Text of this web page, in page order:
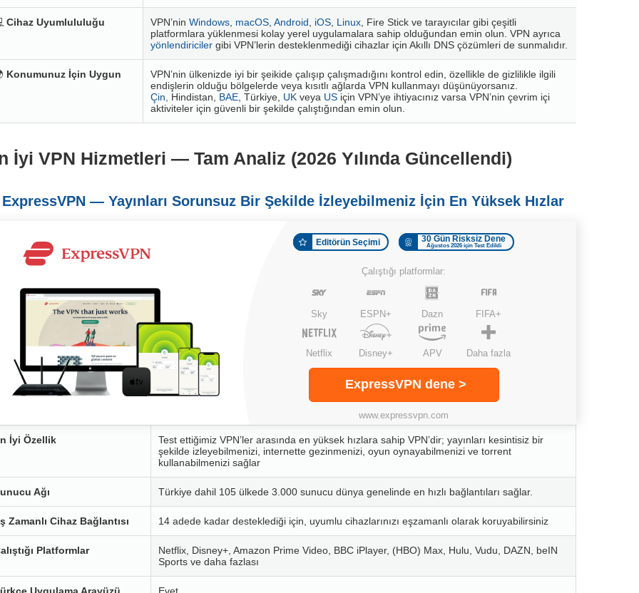
Cihaz Uyumlululuğu VPN’nin Windows, macOS, Android, iOS, Linux, Fire Stick ve tarayıcılar gibi çeşitli
platformlara yüklenmesi kolay yerel uygulamalara sahip olduğundan emin olun. VPN ayrıca
yönlendiriciler gibi VPN’lerin desteklenmediği cihazlar için Akıllı DNS çözümleri de sunmalıdır.
Konumunuz İçin Uygun
VPN’nin ülkenizde iyi bir şeikide çalışıp çalışmadığını kontrol edin, özellikle de gizlilikle ilgili
endişlerin olduğu bölgelerde veya kısıtlı ağlarda VPN kullanmayı düşünüyorsanız.
Çin, Hindistan, BAE, Türkiye, UK veya US için VPN’ye ihtiyacınız varsa VPN’nin çevrim içi
aktiviteler için güvenli bir şekilde çalıştığından emin olun.
İyi VPN Hizmetleri — Tam Analiz (2026 Yılında Güncellendi)
ExpressVPN — Yayınları Sorunsuz Bir Şekilde İzleyebilmeniz İçin En Yüksek Hızlar
Editörün Seçimi 30 Gün Risksiz Dene
Ağustos 2026 için Test Edildi
Çalıştığı platformlar:
Sky ESPN+ Dazn FIFA+
Netflix Disney+ APV Daha fazla
ExpressVPN dene >
www.expressvpn.com
İyi Özellik
Test ettiğimiz VPN’ler arasında en yüksek hızlara sahip VPN’dir; yayınları kesintisiz bir
şekilde izleyebilmenizi, internette gezinmenizi, oyun oynayabilmenizi ve torrent
kullanabilmenizi sağlar
Ağı Türkiye dahil 105 ülkede 3.000 sunucu dünya genelinde en hızlı bağlantıları sağlar.
Zamanlı Cihaz Bağlantısı 14 adede kadar desteklediği için, uyumlu cihazlarınızı eşzamanlı olarak koruyabilirsiniz
Platformlar
Netflix, Disney+, Amazon Prime Video, BBC iPlayer, (HBO) Max, Hulu, Vudu, DAZN, beIN
Sports ve daha fazlası